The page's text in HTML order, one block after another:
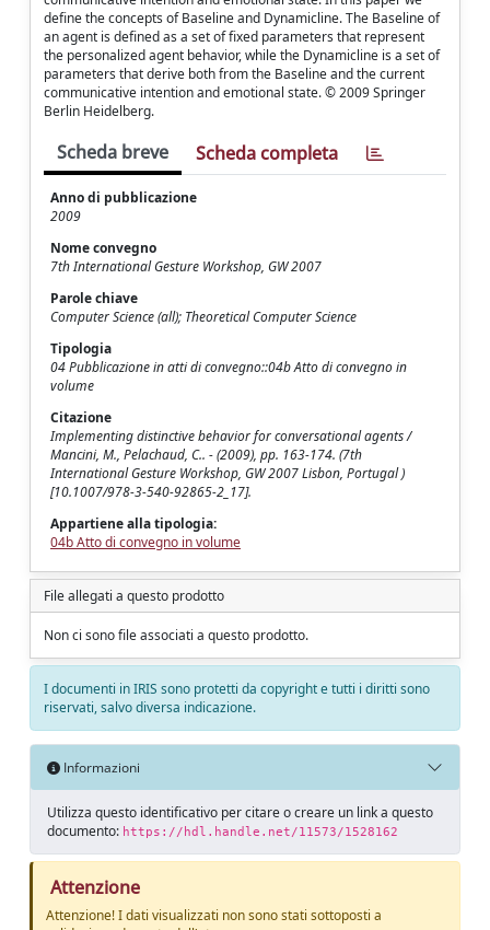
define the concepts of Baseline and Dynamicline. The Baseline of
an agent is defined as a set of fixed parameters that represent
the personalized agent behavior, while the Dynamicline is a set of
parameters that derive both from the Baseline and the current
communicative intention and emotional state. © 2009 Springer
Berlin Heidelberg.
Scheda breve Scheda completa
Anno di pubblicazione
2009
Nome convegno
7th International Gesture Workshop, GW 2007
Parole chiave
Computer Science (all); Theoretical Computer Science
Tipologia
04 Pubblicazione in atti di convegno::04b Atto di convegno in
volume
Citazione
Implementing distinctive behavior for conversational agents /
Mancini, M., Pelachaud, C.. - (2009), pp. 163-174. (7th
International Gesture Workshop, GW 2007 Lisbon, Portugal )
[10.1007/978-3-540-92865-2_17].
Appartiene alla tipologia:
04b Atto di convegno in volume
File allegati a questo prodotto
Non ci sono file associati a questo prodotto.
I documenti in IRIS sono protetti da copyright e tutti i diritti sono
riservati, salvo diversa indicazione.
Informazioni
Utilizza questo identificativo per citare o creare un link a questo
documento: https://hdl.handle.net/11573/1528162
Attenzione
Attenzione! I dati visualizzati non sono stati sottoposti a